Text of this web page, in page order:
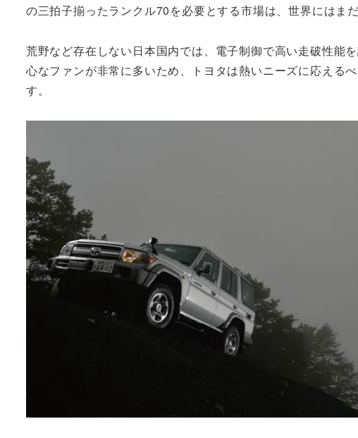
の三拍子揃ったランクル70を必要とする市場は、世界にはま
荒野など存在しない日本国内では、電子制御で高い走破性能
心なファンが非常に多いため、トヨタは熱いニーズに応える
す。